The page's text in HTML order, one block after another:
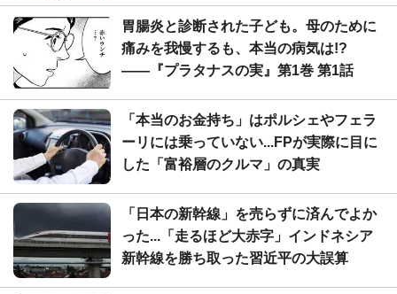
胃腸炎と診断された子ども。母のために
痛みを我慢するも、本当の病気は!?
――『プラタナスの実』第1巻 第1話
「本当のお金持ち」はポルシェやフェラ
ーリには乗っていない...FPが実際に目に
した「富裕層のクルマ」の真実
「日本の新幹線」を売らずに済んでよか
った...「走るほど大赤字」インドネシア
新幹線を勝ち取った習近平の大誤算